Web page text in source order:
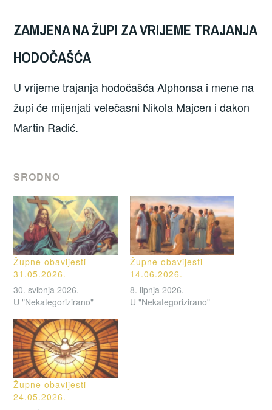
ZAMJENA NA ŽUPI ZA VRIJEME TRAJANJA
HODOČAŠĆA
U vrijeme trajanja hodočašća Alphonsa i mene na
župi će mijenjati velečasni Nikola Majcen i đakon
Martin Radić.
SRODNO
Župne obavijesti
31.05.2026.
30. svibnja 2026.
U "Nekategorizirano"
Župne obavijesti
14.06.2026.
8. lipnja 2026.
U "Nekategorizirano"
Župne obavijesti
24.05.2026.